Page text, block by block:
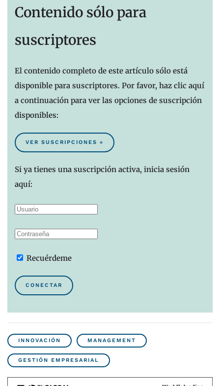
Contenido sólo para
suscriptores
El contenido completo de este artículo sólo está
disponible para suscriptores. Por favor, haz clic aquí
a continuación para ver las opciones de suscripción
disponibles:
VER SUSCRIPCIONES »
Si ya tienes una suscripción activa, inicia sesión
aquí:
Recuérdeme
CONECTAR
INNOVACIÓN MANAGEMENT
GESTIÓN EMPRESARIAL